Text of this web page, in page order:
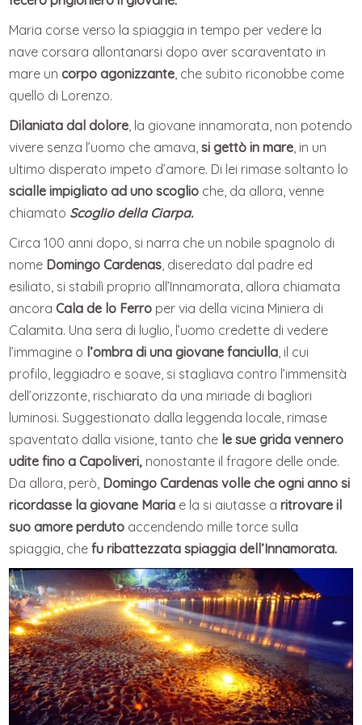
Maria corse verso la spiaggia in tempo per vedere la
nave corsara allontanarsi dopo aver scaraventato in
mare uncorpo agonizzante, che subito riconobbe come
quello di Lorenzo.
Dilaniata dal dolore, la giovane innamorata, non potendo
vivere senza l’uomo che amava,si gettò in mare, in un
ultimo disperato impeto d’amore. Di lei rimase soltanto lo
scialle impigliato ad uno scoglio che, da allora, venne
chiamato Scoglio della Ciarpa.
Circa 100 anni dopo, si narra che un nobile spagnolo di
nome Domingo Cardenas, diseredato dal padre ed
esiliato, si stabilì proprio all’Innamorata, allora chiamata
ancoraCala de lo Ferro per via della vicina Miniera di
Calamita. Una sera di luglio, l’uomo credette di vedere
l’immagine o l’ombra di una giovane fanciulla, il cui
profilo, leggiadro e soave, si stagliava contro l’immensità
dell’orizzonte, rischiarato da una miriade di bagliori
luminosi. Suggestionato dalla leggenda locale, rimase
spaventato dalla visione, tanto che le sue grida vennero
udite fino a Capoliveri, nonostante il fragore delle onde.
Da allora, però, Domingo Cardenas volle che ogni anno si
ricordasse la giovane Maria e la si aiutasse a ritrovare il
suo amore perduto accendendo mille torce sulla
spiaggia, chefu ribattezzata spiaggia dell’Innamorata.